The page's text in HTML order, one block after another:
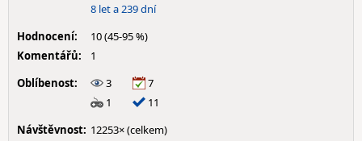
8 let a 239 dní
Hodnocení:
10 (45-95 %)
Komentářů:
1
Oblíbenost:
3
7
1
11
Návštěvnost: 12253× (celkem)